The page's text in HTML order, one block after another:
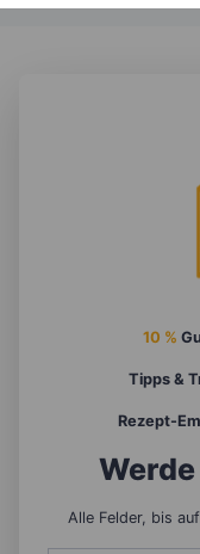
10 %
Tipps &
Rezept-
Alle Felder, bis